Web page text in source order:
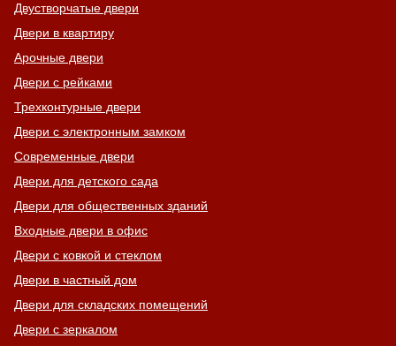
Двустворчатые двери
Двери в квартиру
Арочные двери
Двери с рейками
Трехконтурные двери
Двери с электронным замком
Современные двери
Двери для детского сада
Двери для общественных зданий
Входные двери в офис
Двери с ковкой и стеклом
Двери в частный дом
Двери для складских помещений
Двери с зеркалом